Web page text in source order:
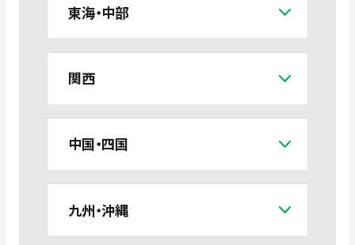
東海・中部
関西
中国・四国
九州・沖縄